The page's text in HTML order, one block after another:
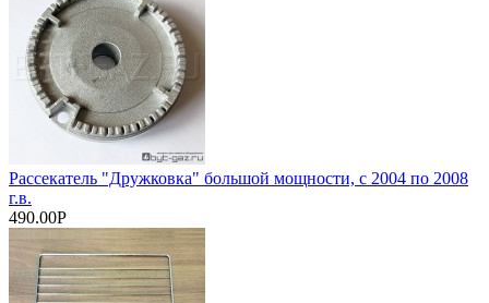
Рассекатель "Дружковка" большой мощности, с 2004 по 2008
г.в.
490.00Р